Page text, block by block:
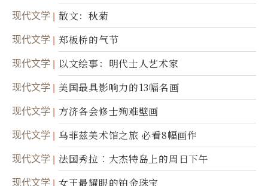
现代文学 散文：秋菊
现代文学 郑板桥的气节
现代文学 以文绘事：明代士人艺术家
现代文学 美国最具影响力的13幅名画
现代文学 方济各会修士殉难壁画
现代文学 乌菲兹美术馆之旅 必看8幅画作
现代文学 法国秀拉︰大杰特岛上的周日下午
现代文学 女王最耀眼的铂金珠宝